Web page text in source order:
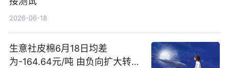
2026-06-18
生意社皮棉6月18日均差
为-164.64元/吨 由负向扩大转为